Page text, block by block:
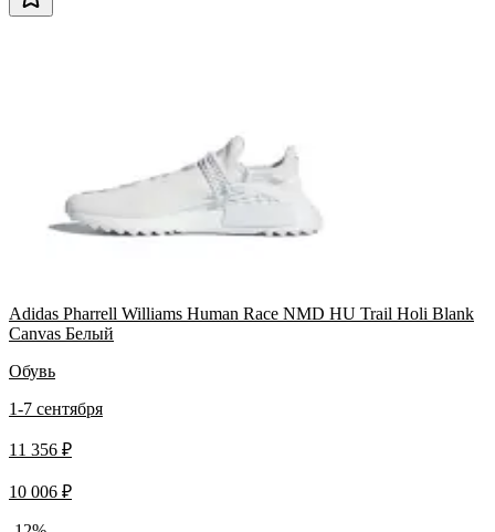
Adidas Pharrell Williams Human Race NMD HU Trail Holi Blank
Canvas Белый
Обувь
1-7 сентября
11 356 ₽
10 006 ₽